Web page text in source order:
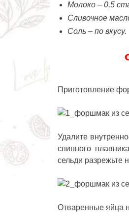
Молоко – 0,5
Сливочное
Соль – по вкусу.
Приготовление
Удалите
спинного
сельди разрежьте
Отваренные яйца